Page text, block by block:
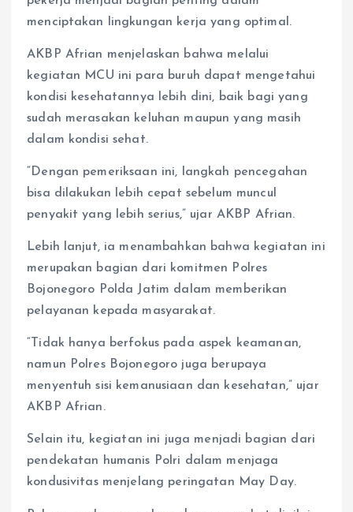
menciptakan lingkungan kerja yang optimal.
AKBP Afrian menjelaskan bahwa melalui
kegiatan MCU ini para buruh dapat mengetahui
kondisi kesehatannya lebih dini, baik bagi yang
sudah merasakan keluhan maupun yang masih
dalam kondisi sehat.
“Dengan pemeriksaan ini, langkah pencegahan
bisa dilakukan lebih cepat sebelum muncul
penyakit yang lebih serius,” ujar AKBP Afrian.
Lebih lanjut, ia menambahkan bahwa kegiatan ini
merupakan bagian dari komitmen Polres
Bojonegoro Polda Jatim dalam memberikan
pelayanan kepada masyarakat.
“Tidak hanya berfokus pada aspek keamanan,
namun Polres Bojonegoro juga berupaya
menyentuh sisi kemanusiaan dan kesehatan,” ujar
AKBP Afrian.
Selain itu, kegiatan ini juga menjadi bagian dari
pendekatan humanis Polri dalam menjaga
kondusivitas menjelang peringatan May Day.